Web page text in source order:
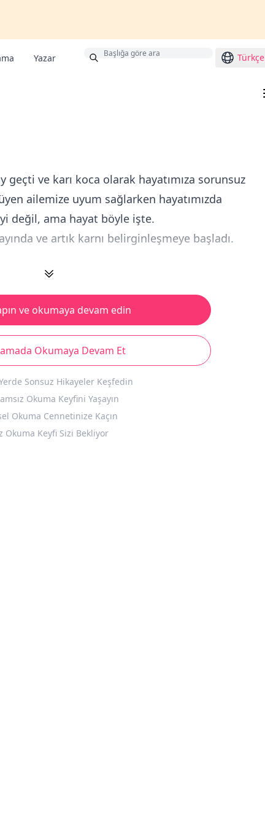
Yazar Türkçe
geçti ve karı koca olarak hayatımıza sorunsuz
ailemize uyum sağlarken hayatımızda
değil, ama hayat böyle işte.
ve artık karnı belirginleşmeye başladı.
ve okumaya devam edin
Okumaya Devam Et
Sonsuz Hikayeler Keşfedin
Okuma Keyfini Yaşayın
Okuma Cennetinize Kaçın
Okuma Keyfi Sizi Bekliyor